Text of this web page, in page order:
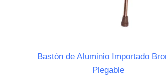
Bastón de Aluminio Importado
Plegable